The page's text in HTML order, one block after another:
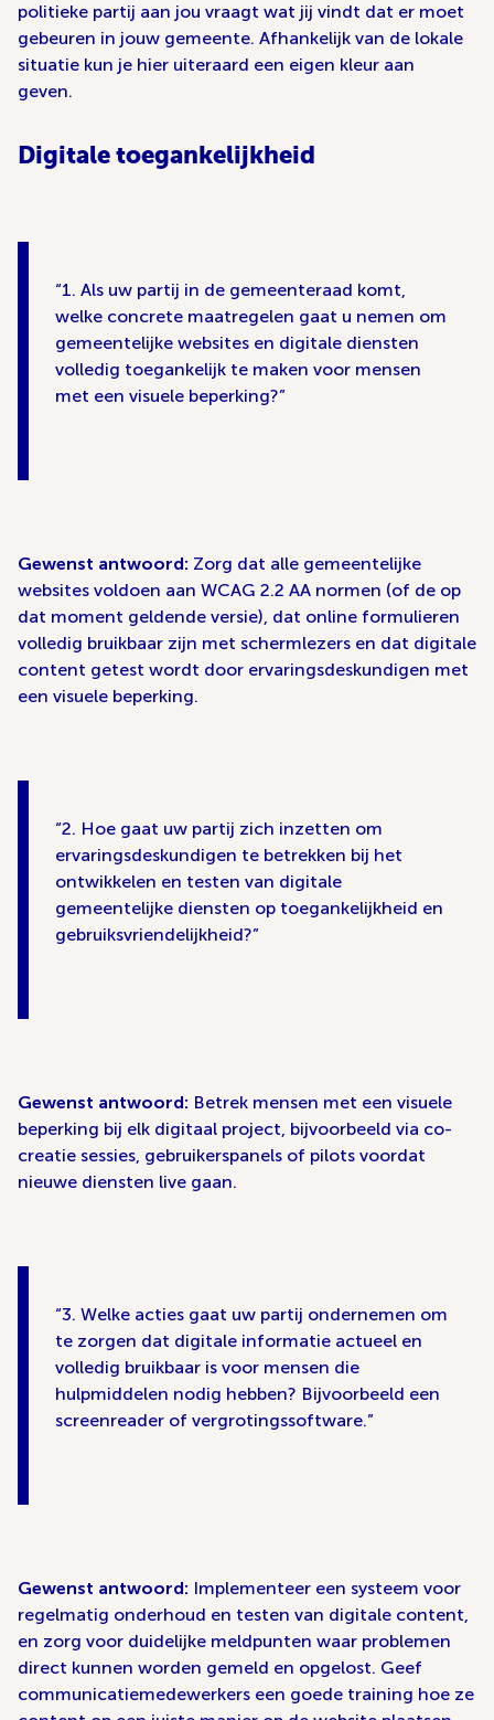
politieke partij aan jou vraagt wat jij vindt dat er moet
gebeuren in jouw gemeente. Afhankelijk van de lokale
situatie kun je hier uiteraard een eigen kleur aan
geven.
Digitale toegankelijkheid
1. Als uw partij in de gemeenteraad komt,
welke concrete maatregelen gaat u nemen om
gemeentelijke websites en digitale diensten
volledig toegankelijk te maken voor mensen
met een visuele beperking?
Gewenst antwoord: Zorg dat alle gemeentelijke
websites voldoen aan WCAG 2.2 AA normen (of de op
dat moment geldende versie), dat online formulieren
volledig bruikbaar zijn met schermlezers en dat digitale
content getest wordt door ervaringsdeskundigen met
een visuele beperking.
2. Hoe gaat uw partij zich inzetten om
ervaringsdeskundigen te betrekken bij het
ontwikkelen en testen van digitale
gemeentelijke diensten op toegankelijkheid en
gebruiksvriendelijkheid?
Gewenst antwoord: Betrek mensen met een visuele
beperking bij elk digitaal project, bijvoorbeeld via co-
creatie sessies, gebruikerspanels of pilots voordat
nieuwe diensten live gaan.
3. Welke acties gaat uw partij ondernemen om
te zorgen dat digitale informatie actueel en
volledig bruikbaar is voor mensen die
hulpmiddelen nodig hebben? Bijvoorbeeld een
screenreader of vergrotingssoftware.
Gewenst antwoord: Implementeer een systeem voor
regelmatig onderhoud en testen van digitale content,
en zorg voor duidelijke meldpunten waar problemen
direct kunnen worden gemeld en opgelost. Geef
communicatiemedewerkers een goede training hoe ze